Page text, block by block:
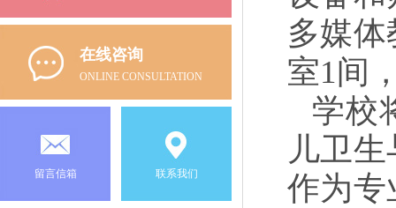
在线咨询
ONLINE CONSULTATION
留言信箱 联系我们
多媒
室1间
学校
儿卫
作为专